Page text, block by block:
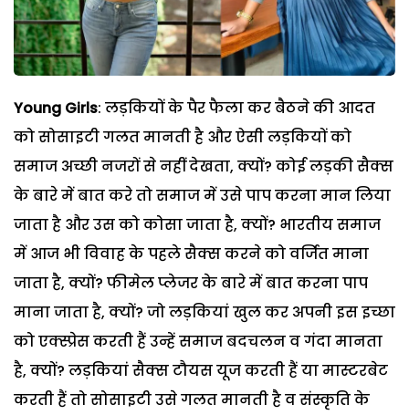
Young Girls: लड़कियों के पैर फैला कर बैठने की आदत
को सोसाइटी गलत मानती है और ऐसी लड़कियों को
समाज अच्छी नजरों से नहीं देखता, क्यों? कोई लड़की सैक्स
के बारे में बात करे तो समाज में उसे पाप करना मान लिया
जाता है और उस को कोसा जाता है, क्यों? भारतीय समाज
में आज भी विवाह के पहले सैक्स करने को वर्जित माना
जाता है, क्यों? फीमेल प्लेजर के बारे में बात करना पाप
माना जाता है, क्यों? जो लड़कियां खुल कर अपनी इस इच्छा
को एक्स्प्रेस करती हैं उन्हें समाज बदचलन व गंदा मानता
है, क्यों? लड़कियां सैक्स टौयस यूज करती हैं या मास्टरबेट
करती हैं तो सोसाइटी उसे गलत मानती है व संस्कृति के